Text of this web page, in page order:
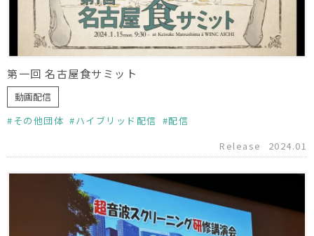
第一回 名古屋食サミット
動画配信
その他団体
ハイブリッド配信
配信
Release
2024.01